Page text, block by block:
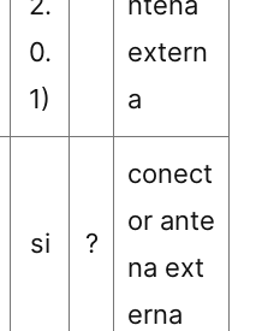
0.
1)
extern
a
si ?
conect
or ante
na ext
erna